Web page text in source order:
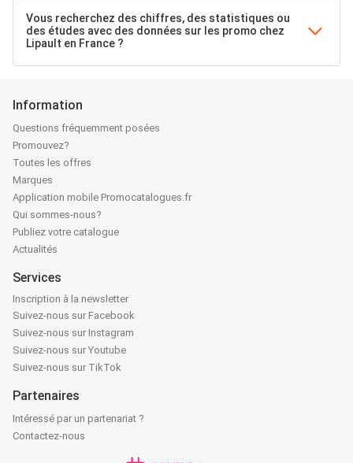
Vous recherchez des chiffres, des statistiques ou
des études avec des données sur les promo chez
Lipault en France ?
Information
Questions fréquemment posées
Promouvez?
Toutes les offres
Marques
Application mobile Promocatalogues.fr
Qui sommes-nous?
Publiez votre catalogue
Actualités
Services
Inscription à la newsletter
Suivez-nous sur Facebook
Suivez-nous sur Instagram
Suivez-nous sur Youtube
Suivez-nous sur TikTok
Partenaires
Intéressé par un partenariat ?
Contactez-nous